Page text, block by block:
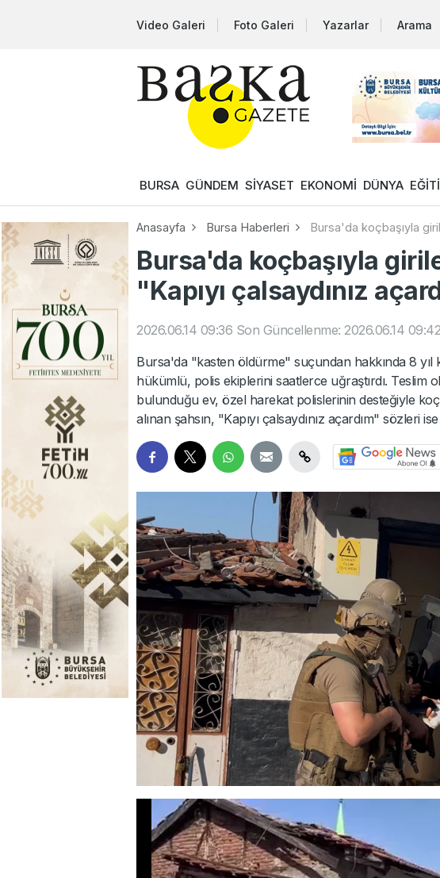
Video Galeri Foto Galeri Yazarlar Arama
BURSA GÜNDEM SİYASET EKONOMİ DÜNYA
Anasayfa Bursa Haberleri Bursa'da koçbaşıyla
Bursa'da koçbaşıyla
"Kapıyı çalsaydınız
2026.06.14 09:36 Son Güncellenme: 2026.06.14 09:42
Bursa'da "kasten öldürme" suçundan hakkında 8 yıl
hükümlü, polis ekiplerini saatlerce uğraştırdı. Teslim
bulunduğu ev, özel harekat polislerinin desteğiyle
alınan şahsın, "Kapıyı çalsaydınız açardım" sözleri